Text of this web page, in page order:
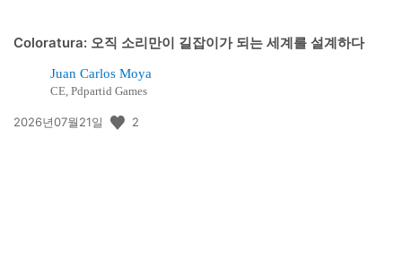
Coloratura: 오직 소리만이 길잡이가 되는 세계를 설계하다
Juan Carlos Moya
CE, Pdpartid Games
공
2026년07월21일 2